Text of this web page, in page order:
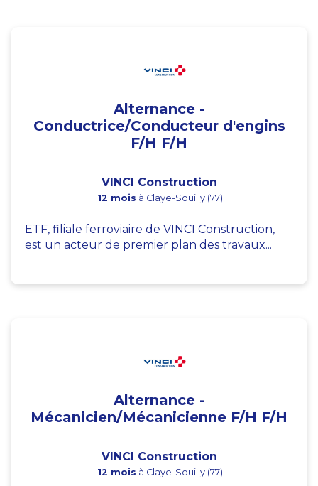
Alternance -
Conductrice/Conducteur d'engins
F/H F/H
VINCI Construction
12 mois à Claye-Souilly (77)
ETF, filiale ferroviaire de VINCI Construction,
est un acteur de premier plan des travaux...
Alternance -
Mécanicien/Mécanicienne F/H F/H
VINCI Construction
12 mois à Claye-Souilly (77)